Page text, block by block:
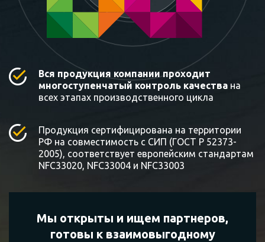
Вся продукция компании проходит
многоступенчатый контроль качества на
всех этапах производственного цикла
Продукция сертифицирована на территории
РФ на совместимость с СИП (ГОСТ Р 52373-
2005), соответствует европейским стандартам
NFC33020, NFC33004 и NFC33003
Мы открыты и ищем партнеров,
готовы квзаимовыгодному